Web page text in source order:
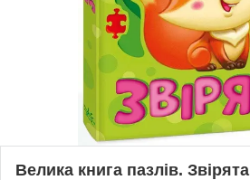
Велика книга пазлів. Звірята